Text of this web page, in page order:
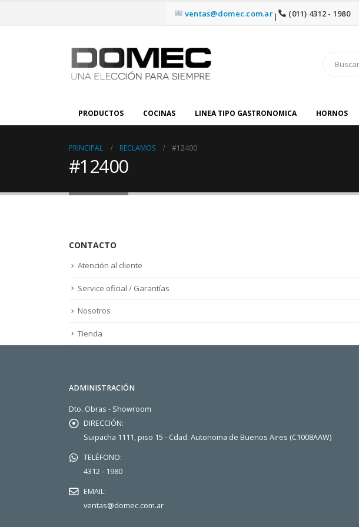
ventas@domec.com.ar| (011) 4312 - 1980
PRODUCTOS COCINAS LINEA TIPO GASTRONOMICA HORNOS
PRINCIPAL RECLAMOS #12400
#12400
CONTACTO
Atención al cliente
Service oficial / Garantías
Nosotros
Tienda
ADMINISTRACIÓN
Dto. Obras - Showroom
DIRECCIÓN:
Suipacha 1111, piso 15 - Cdad. Autonoma de Buenos Aires (C1008AAW)
TELÉFONO:
4312 - 1980
EMAIL:
ventas@domec.com.ar